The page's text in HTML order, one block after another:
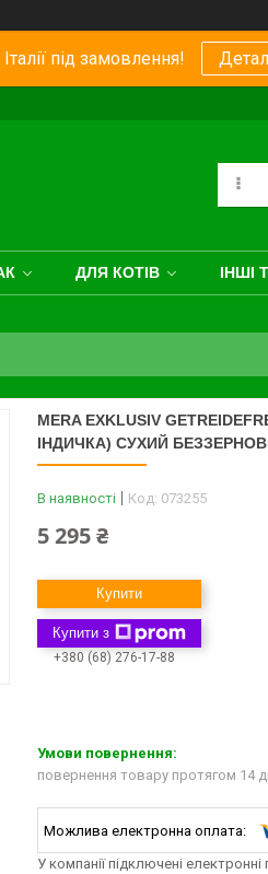
під замовлення!
ДЛЯ КОТІВ ІНШІ
MERA EXKLUSIV
ІНДИЧКА) СУХИЙ
В наявності Код: 073255
5 295 ₴
Купити
Купити з
+380 (68) 276-17-88
повернення товару протягом 14
У компанії підключені